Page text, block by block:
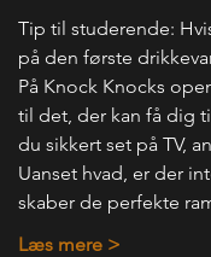
Tip til studerende:
på den første
På Knock Knocks
til det, der kan få dig
du sikkert set på TV,
Uanset hvad, er der
skaber de perfekte
Læs mere >